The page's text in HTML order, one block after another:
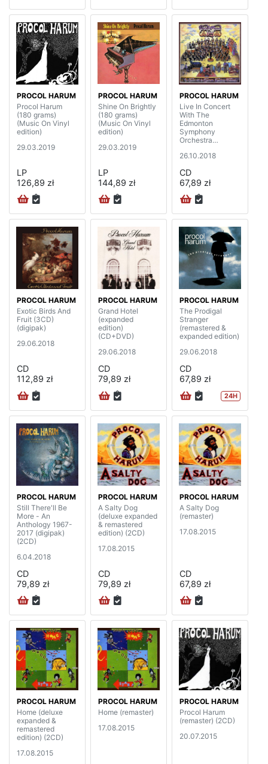
PROCOL HARUM
Procol Harum
(180 grams)
(Music On Vinyl
edition)
29.03.2019
LP
126,89 zł
PROCOL HARUM
Shine On Brightly
(180 grams)
(Music On Vinyl
edition)
29.03.2019
LP
144,89 zł
PROCOL HARUM
Live In Concert
With The
Edmonton
Symphony
Orchestra
26.10.2018
CD
67,89 zł
PROCOL HARUM
Exotic Birds And
Fruit (3CD)
(digipak)
29.06.2018
CD
112,89 zł
PROCOL HARUM
Grand Hotel
(expanded
edition)
(CD+DVD)
29.06.2018
CD
79,89 zł
PROCOL HARUM
The Prodigal
Stranger
(remastered &
expanded edition)
29.06.2018
CD
67,89 zł
24H
PROCOL HARUM
Still There'll Be
More - An
Anthology 1967-
2017 (digipak)
(2CD)
6.04.2018
CD
79,89 zł
PROCOL HARUM
A Salty Dog
(deluxe expanded
& remastered
edition) (2CD)
17.08.2015
CD
79,89 zł
PROCOL HARUM
A Salty Dog
(remaster)
17.08.2015
CD
67,89 zł
PROCOL HARUM
Home (deluxe
expanded &
remastered
edition) (2CD)
17.08.2015
PROCOL HARUM
Home (remaster)
17.08.2015
PROCOL HARUM
Procol Harum
(remaster) (2CD)
20.07.2015